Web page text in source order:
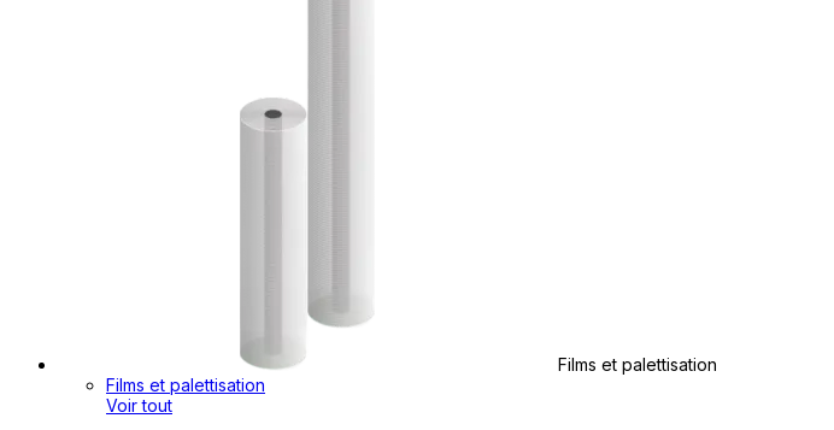
Films et palettisation
Films et palettisation
Voir tout